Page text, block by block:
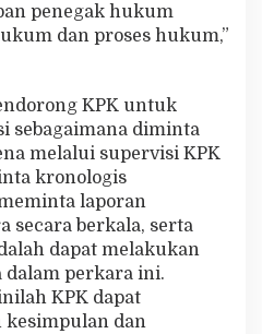
penegak hukum
dan proses hukum,”
KPK untuk
sebagaimana diminta
melalui supervisi KPK
kronologis
laporan
secara berkala, serta
dapat melakukan
dalam perkara ini.
KPK dapat
kesimpulan dan